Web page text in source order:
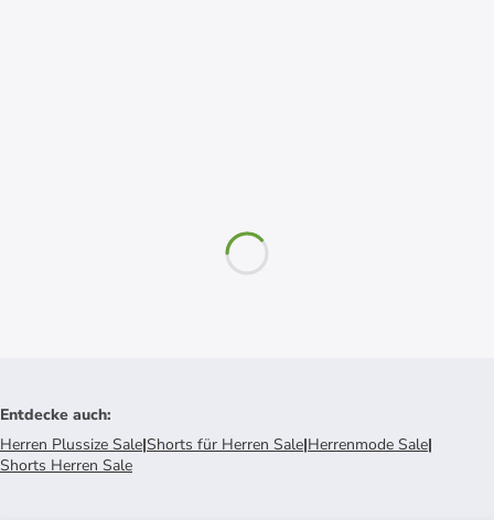
Entdecke auch:
Herren Plussize Sale|Shorts für Herren Sale|Herrenmode Sale|
Shorts Herren Sale